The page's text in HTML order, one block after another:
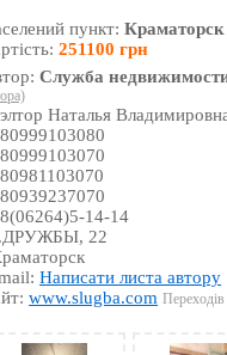
пункт:Краматорск
251100 грн
Служба
Наталья
14-14
22
Написати листа автору
www.slugba.com